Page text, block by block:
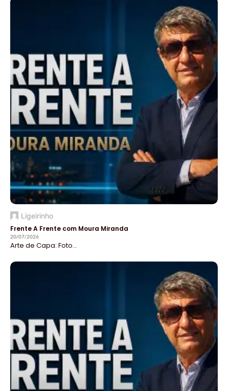
Ligeirinho
Frente A Frente com Moura Miranda
20/07/2026
Arte de Capa: Foto...